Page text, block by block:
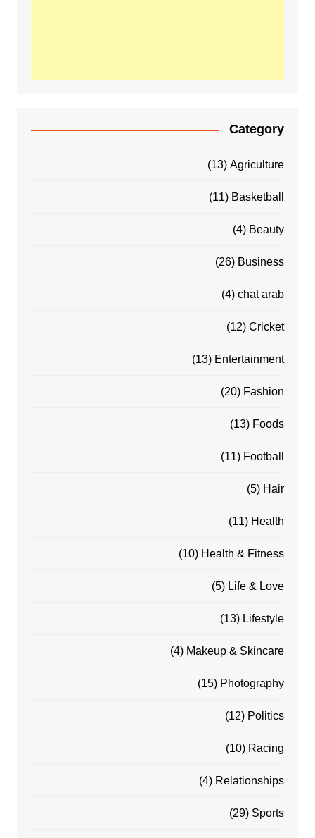
Category
Agriculture
(13)
Basketball
(11)
Beauty
(4)
Business
(26)
chat arab
(4)
Cricket
(12)
Entertainment
(13)
Fashion
(20)
Foods
(13)
Football
(11)
Hair
(5)
Health
(11)
Health & Fitness
(10)
Life & Love
(5)
Lifestyle
(13)
Makeup & Skincare
(4)
Photography
(15)
Politics
(12)
Racing
(10)
Relationships
(4)
Sports
(29)